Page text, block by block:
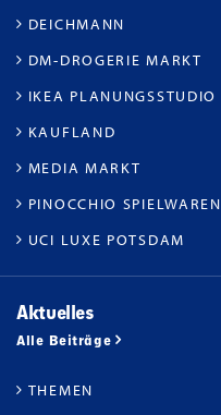
DEICHMANN
DM-DROGERIE MARKT
IKEA PLANUNGSSTUDIO
KAUFLAND
MEDIA MARKT
PINOCCHIO SPIELWAREN
UCI LUXE POTSDAM
Aktuelles
Alle Beiträge
THEMEN